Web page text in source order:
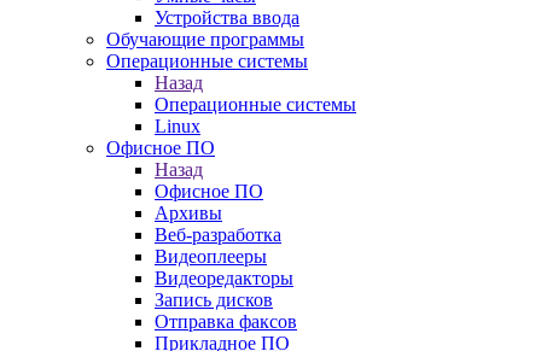
Устройства ввода
Обучающие программы
Операционные системы
Назад
Операционные системы
Linux
Офисное ПО
Назад
Офисное ПО
Архивы
Веб-разработка
Видеоплееры
Видеоредакторы
Запись дисков
Отправка факсов
Прикладное ПО